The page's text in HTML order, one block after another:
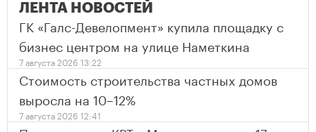
ЛЕНТА НОВОСТЕЙ
ГК «Галс-Девелопмент» купила площадку с
бизнес центром на улице Наметкина
7 августа 2026 13:22
Стоимость строительства частных домов
выросла на 10–12%
7 августа 2026 12:41